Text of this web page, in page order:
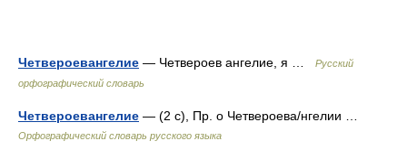
Четвероевангелие — Четвероев ангелие, я …
Русский
орфографический словарь
Четвероевангелие — (2 с), Пр. о Четвероева/нгелии …
Орфографический словарь русского языка